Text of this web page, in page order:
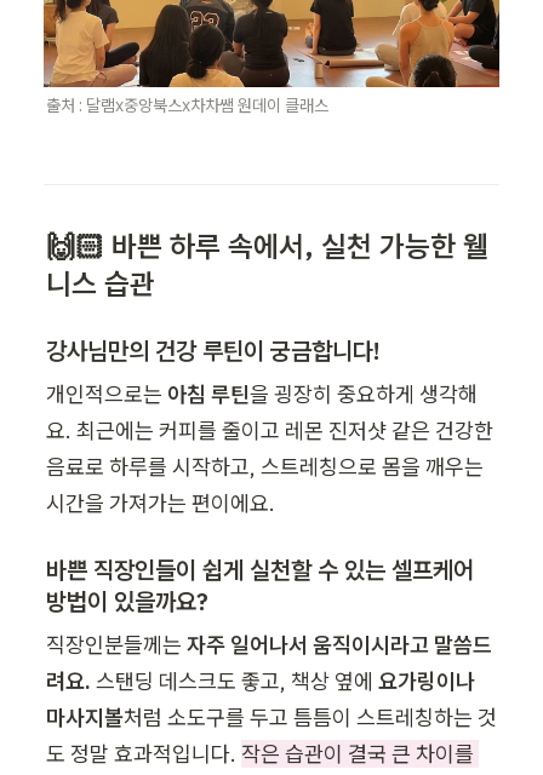
출처 : 달램x중앙북스x차차쌤 원데이 클래스
🙌🏻 바쁜 하루 속에서, 실천 가능한 웰
니스 습관
강사님만의 건강 루틴이 궁금합니다!
개인적으로는 아침 루틴을 굉장히 중요하게 생각해
요. 최근에는 커피를 줄이고 레몬 진저샷 같은 건강한
음료로 하루를 시작하고, 스트레칭으로 몸을 깨우는
시간을 가져가는 편이에요.
바쁜 직장인들이 쉽게 실천할 수 있는 셀프케어
방법이 있을까요?
직장인분들께는 자주 일어나서 움직이시라고 말씀드
려요. 스탠딩 데스크도 좋고, 책상 옆에 요가링이나
마사지볼처럼 소도구를 두고 틈틈이 스트레칭하는 것
도 정말 효과적입니다. 작은 습관이 결국 큰 차이를